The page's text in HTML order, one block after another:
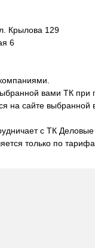
Крылова 129
6
вами ТК при
на сайте выбранной
с ТК Деловые
только по